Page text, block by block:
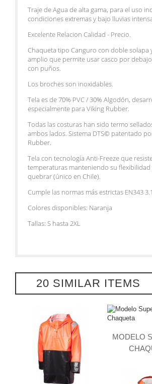
Traje de Agua de alta gama, para el uso
condiciones extremas y bajo lluvias
Excelente Relacion Calidad - Precio.
Chaqueta tipo Canguro con doble solapa
amplio que permite usar casco por
con puños.
Los broches son inoxidables.
Tela es de 70% PVC / 30% Algodón,
especialmente para Viking Rubber.
Todas las costuras han sido termo
ambos lados. Sistema DTS© patentado
Rubber.
Tela con tecnología Anti-Freeze que
temperaturas manteniendo su flexibilidad
quebrar (único en Chile).
Cumple las normas más estrictas EN343 3.1
Colores disponibles: Naranja
Tallas: S hasta 2XL
20 SIMILAR ITEMS
MODELO